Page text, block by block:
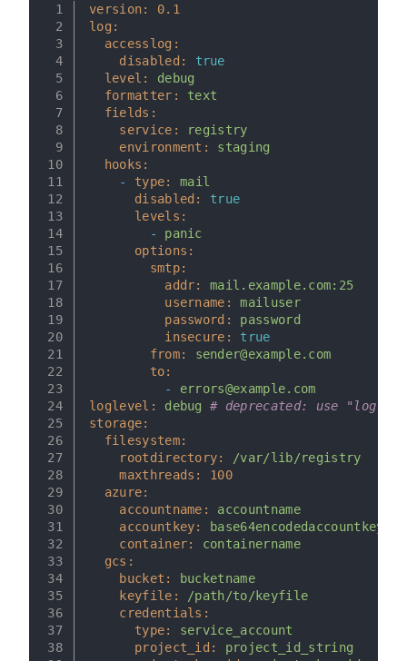
1
2
3
4
5
6
7
8
9
10
11
12
13
14
15
16
17
18
19
20
21
22
23
24
25
26
27
28
29
30
31
32
33
34
35
36
37
38
version:
0.1
log:
accesslog:
disabled:
true
level:
debug
formatter:
text
fields:
service:
registry
environment:
staging
hooks:
-
type:
mail
disabled:
true
levels:
-
panic
options:
smtp:
addr:
mail.example.com:25
username:
mailuser
password:
password
insecure:
true
from:
sender@example.com
to:
-
errors@example.com
loglevel:
debug
# deprecated: use "log"
storage:
filesystem:
rootdirectory:
/var/lib/registry
maxthreads:
100
azure:
accountname:
accountname
accountkey:
base64encodedaccountkey
container:
containername
gcs:
bucket:
bucketname
keyfile:
/path/to/keyfile
credentials:
type:
service_account
project_id:
project_id_string